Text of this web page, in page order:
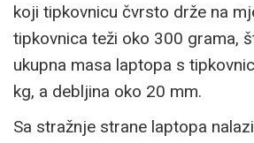
koji tipkovnicu čvrsto drže na
tipkovnica teži oko 300 grama,
ukupna masa laptopa s
kg, a debljina oko 20 mm.
Sa stražnje strane laptopa